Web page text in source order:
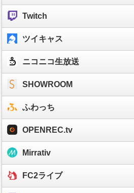
Twitch
ツイキャス
ニコニコ生放送
SHOWROOM
ふわっち
OPENREC.tv
Mirrativ
FC2ライブ